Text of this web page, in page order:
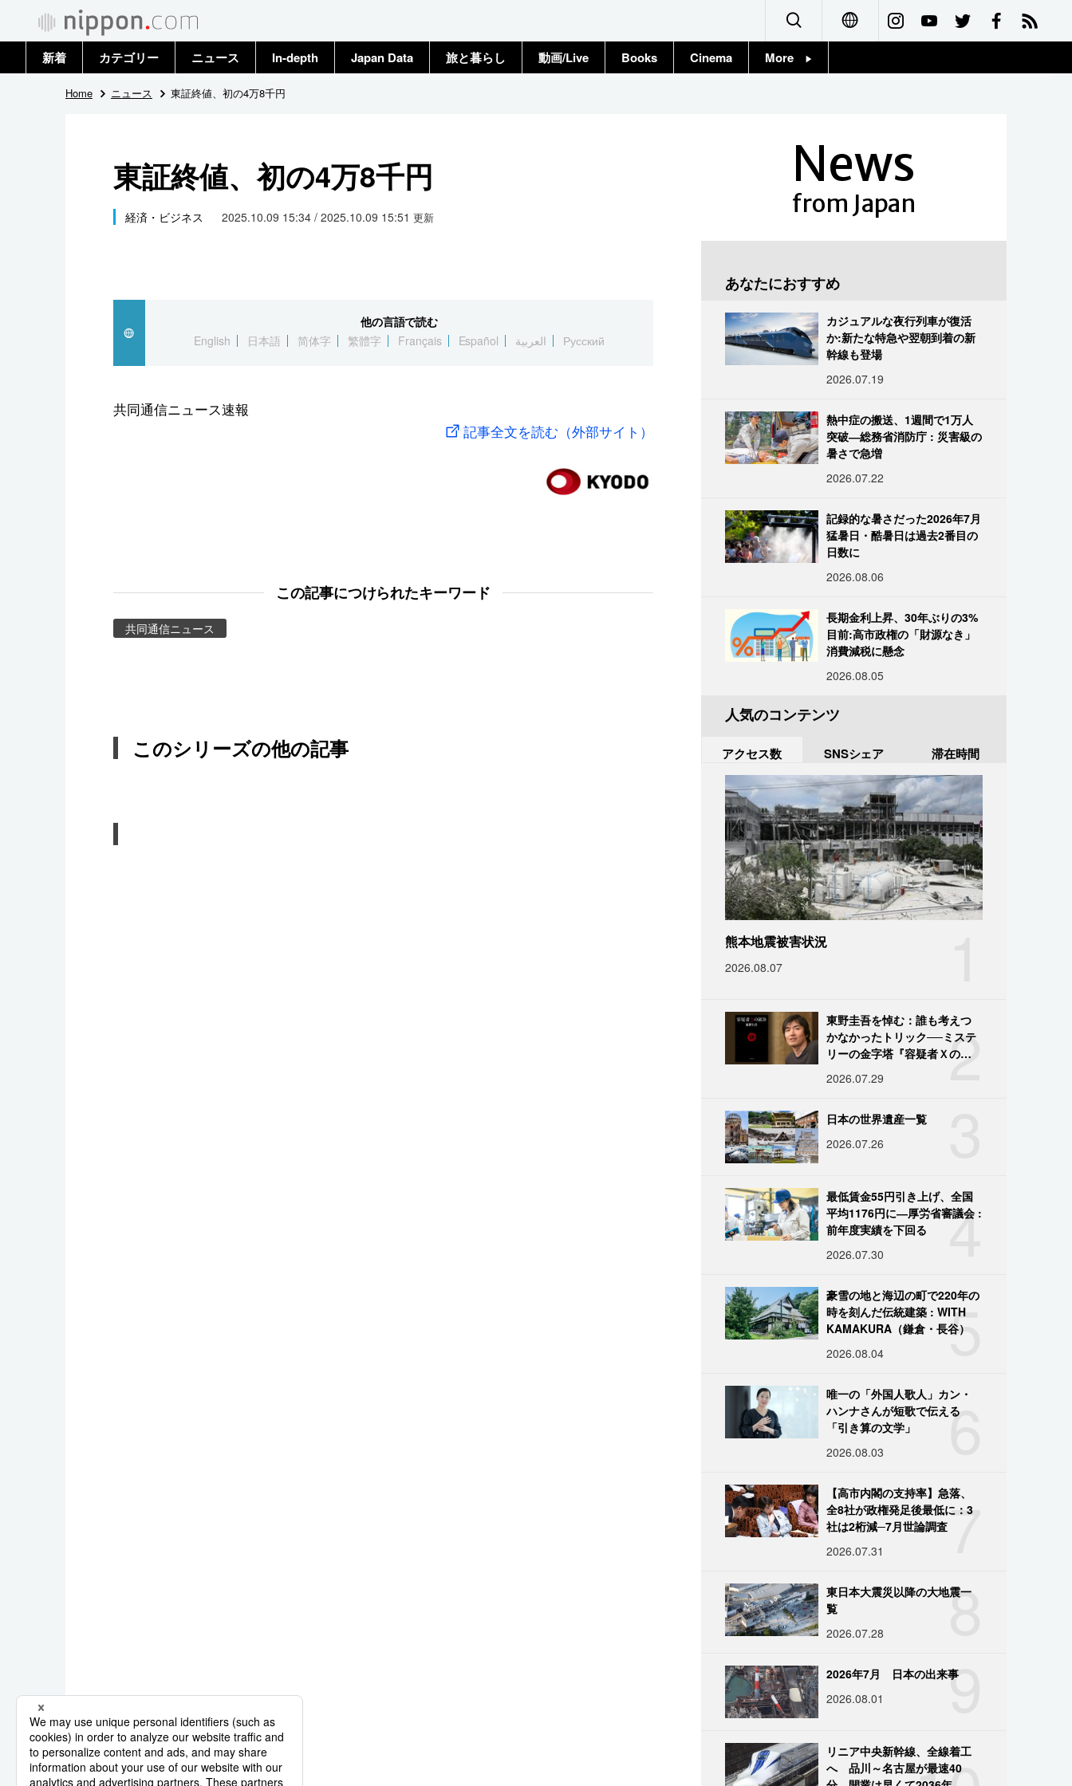
Français
新着 カテゴリー
政治・外交
国際
科学・技術
暮らし
ニュース
トップ
In-depth Japan Data 旅と暮らし 動画/Live Books Cinema More
Home ニュース 東証終値、初の4万8千円
東証終値、初の4万8千円
経済・ビジネス 2025.10.09 15:34 / 2025.10.09 15:51 更新
他の言語で読む
English
日本語 简体字 繁體字 Français Español العربية Русский
共同通信ニュース速報
記事全文を読む（外部サイト）
この記事につけられたキーワード
共同通信ニュース
このシリーズの他の記事
News
from Japan
あなたにおすすめ
カジュアルな夜行列車が復活
か:新たな特急や翌朝到着の新
幹線も登場
2026.07.19
熱中症の搬送、1週間で1万人
突破―総務省消防庁 : 災害級の
暑さで急増
2026.07.22
記録的な暑さだった2026年7月
猛暑日・酷暑日は過去2番目の
日数に
2026.08.06
長期金利上昇、30年ぶりの3%
目前:高市政権の「財源なき」
消費減税に懸念
2026.08.05
人気のコンテンツ
アクセス数 SNSシェア 滞在時間
熊本地震被害状況
2026.08.07
2
東野圭吾を悼む：誰も考えつ
かなかったトリック──ミステ
リーの金字塔『容疑者Ｘの献
2026.07.29
日本の世界遺産一覧
2026.07.26
4
最低賃金55円引き上げ、全国
平均1176円に―厚労省審議会 :
前年度実績を下回る
2026.07.30
5
豪雪の地と海辺の町で220年の
時を刻んだ伝統建築 : WITH
KAMAKURA（鎌倉・長谷）
2026.08.04
6
唯一の「外国人歌人」カン・
ハンナさんが短歌で伝える
「引き算の文学」
2026.08.03
7
【高市内閣の支持率】急落、
全8社が政権発足後最低に：3
社は2桁減─7月世論調査
2026.07.31
8
東日本大震災以降の大地震一
覧
2026.07.28
9
2026年7月 日本の出来事
2026.08.01
リニア中央新幹線、全線着工
へ 品川～名古屋が最速40